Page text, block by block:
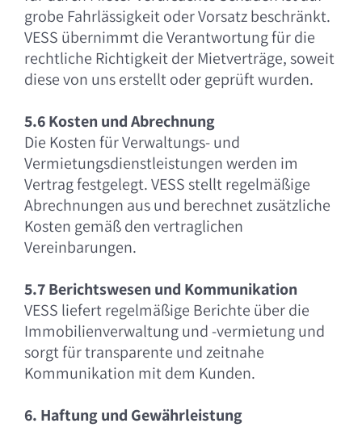
grobe Fahrlässigkeit oder Vorsatz beschränkt.
VESS übernimmt die Verantwortung für die
rechtliche Richtigkeit der Mietverträge, soweit
diese von uns erstellt oder geprüft wurden.
5.6 Kosten und Abrechnung
Die Kosten für Verwaltungs- und
Vermietungsdienstleistungen werden im
Vertrag festgelegt. VESS stellt regelmäßige
Abrechnungen aus und berechnet zusätzliche
Kosten gemäß den vertraglichen
Vereinbarungen.
5.7 Berichtswesen und Kommunikation
VESS liefert regelmäßige Berichte über die
Immobilienverwaltung und -vermietung und
sorgt für transparente und zeitnahe
Kommunikation mit dem Kunden.
6. Haftung und Gewährleistung